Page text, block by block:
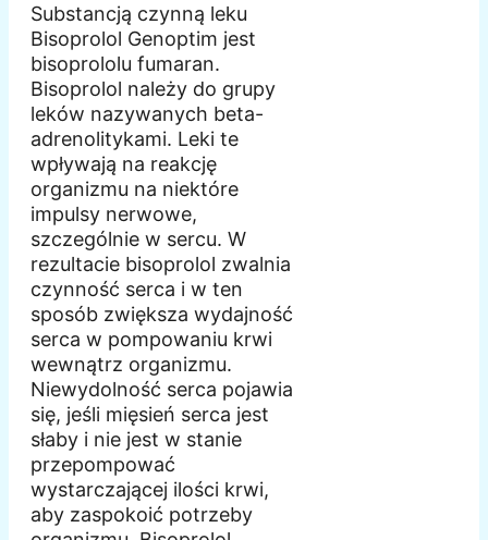
Substancją czynną leku
Bisoprolol Genoptim jest
bisoprololu fumaran.
Bisoprolol należy do grupy
leków nazywanych beta-
adrenolitykami. Leki te
wpływają na reakcję
organizmu na niektóre
impulsy nerwowe,
szczególnie w sercu. W
rezultacie bisoprolol zwalnia
czynność serca i w ten
sposób zwiększa wydajność
serca w pompowaniu krwi
wewnątrz organizmu.
Niewydolność serca pojawia
się, jeśli mięsień serca jest
słaby i nie jest w stanie
przepompować
wystarczającej ilości krwi,
aby zaspokoić potrzeby